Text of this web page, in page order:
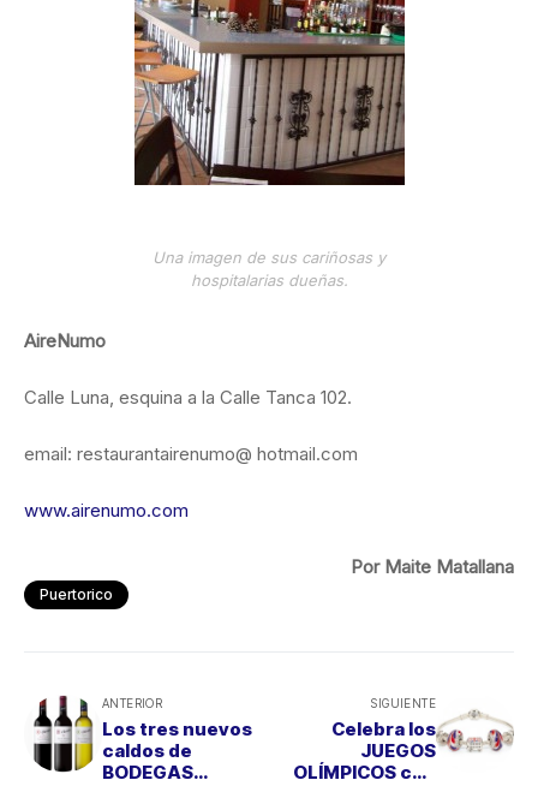
Una imagen de sus cariñosas y
hospitalarias dueñas.
AireNumo
Calle Luna, esquina a la Calle Tanca 102.
email: restaurantairenumo@ hotmail.com
www.airenumo.com
Por Maite Matallana
Puertorico
ANTERIOR
Los tres nuevos
caldos de
BODEGAS
SIGUIENTE
Celebra los
JUEGOS
OLÍMPICOS con